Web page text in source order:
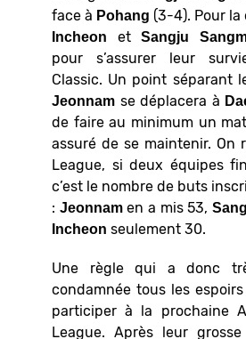
face à Pohang (3-4). Pour la
Incheon et Sangju
pour s’assurer leur
Classic. Un point séparant
Jeonnam se déplacera à
de faire au minimum un
assuré de se maintenir. On
League, si deux équipes
c’est le nombre de buts
: Jeonnamen a mis 53,
Incheon seulement 30.
Une règle qui a donc
condamnée tous les
participer à la prochaine
League. Après leur